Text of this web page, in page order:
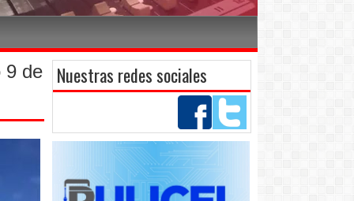
9 de Nuestras redes sociales